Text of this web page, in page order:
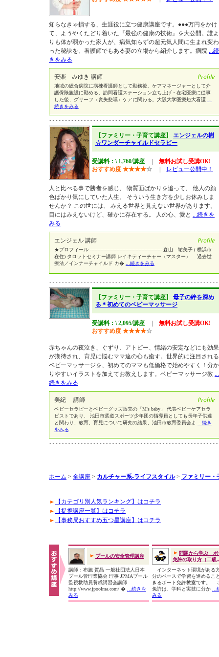
知らなきゃ損する、生涯役に立つ健康講座です。●●●万円をかけ
て、ようやくたどり着いた『最強の健康の技術』を大公開。誰よ
りも体が弱かった家人が、病気知らずの超元気人間に生まれ変わ
った秘訣を、看護師でもある妻の立場から紹介します。病院 ...続
きをみる
安楽 みゆき 講師
地域の総合病院に病棟看護師として勤務後、ケアマネージャーとして介
護保険施設に勤める。訪問看護ステーション立ち上げ・在宅医療に従事
した後、グリーフ（喪失悲嘆）ケアに関わる。大阪大学医療短大看護
続きをみる
【ファミリー・子育て講座】 エンジェルの樹
☆ワンダーチャイルドセラピー
受講料：\ 1,760/講座
無料お試し受講OK!
おすすめ度 ★★★★☆ レビュー公開中！
人と比べる事で勝者を感じ、 物質面ばかりを追って、 他人の顔
色ばかり気にしていた人生。 そういう生き方を少しお休みしま
せんか？ この世には、 みえる世界と見えない世界があります。
目にはみえないけど、確かに存在する。 人の心、愛と ...続きを
みる
エンジェル 講師
★プロフィール ------------------------------------------------- 森山 祐美子 ( 横浜市
在住) タロットセミナー講師 レイキティーチャー（マスター） 過去世
療法／インナーチャイルド カ�
...続きをみる
【ファミリー・子育て講座】 母子の絆を深め
る＊初めてのベビーマッサージ
受講料：\ 2,095/講座
無料お試し受講OK!
おすすめ度 ★★★★☆
赤ちゃんの夜泣き、ぐずり、アトピー、情緒の安定などにも効果
が期待され、育児に悩むママ達の心も癒す。世界的に注目される
ベビーマッサージを、初めてのママも低価格で始めやすく！分か
りやすいイラストを加えてお教えします。ベビーマッサージ教 ...
続きをみる
美紀 講師
ベビーセラピーとベビーグッズ販売の「M's baby」 代表ベビーケアセラ
ピストであり、 池田市柔道スポーツ少年団の指導員としても長年子供達
と関わり、教育、育児について研究の結果、池田市教育委員会よ
...続き
をみる
ホーム > 全講座 > カルチャー系-ライフスタイル> ファミリー・
【カテゴリ別人気ランキング】はコチラ
【提携講座一覧】はコチラ
【事務局おすすめ五つ星講座】はコチラ
プールの安全管理講座
講師：布施 賀晶 一般社団法人日本
プール管理業協会 理事 JPMAプール
監視救助員養成講習会講師
http://www.jpoolma.com/ �
...続きを
みる
問題から学ぶ ボ
免許の取り方（二級
インターネット環境がある
分のペースで学習を進めるこ
きるボート免許教室です。
免許は、学科と実技に分か
みる